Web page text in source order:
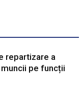
repartizare a
pe funcții